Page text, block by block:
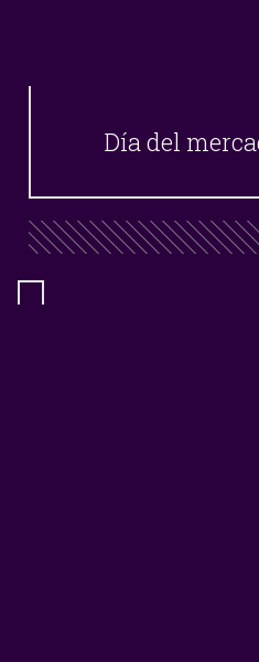
Día del